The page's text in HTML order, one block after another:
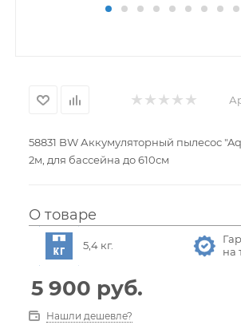
58831 BW Аккумуляторный пылесос
2м, для бассейна до 610см
О товаре
5,4 кг.
на
5 900 руб.
Нашли дешевле?